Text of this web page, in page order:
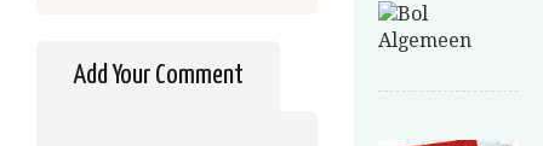
Add Your Comment